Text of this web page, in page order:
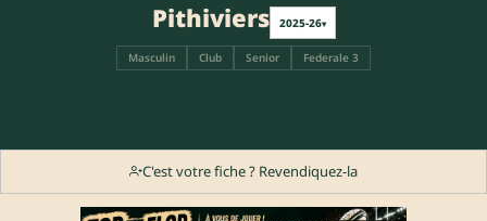
Pithiviers 2025-26▾
Masculin Club Senior Federale 3
C'est votre fiche ? Revendiquez-la